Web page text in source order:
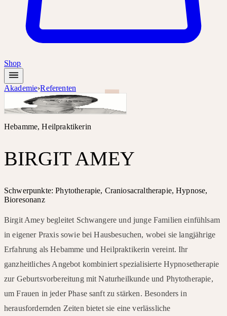
Shop
Akademie›Referenten
Hebamme, Heilpraktikerin
BIRGIT AMEY
Schwerpunkte: Phytotherapie, Craniosacraltherapie, Hypnose,
Bioresonanz
Birgit Amey begleitet Schwangere und junge Familien einfühlsam
in eigener Praxis sowie bei Hausbesuchen, wobei sie langjährige
Erfahrung als Hebamme und Heilpraktikerin vereint. Ihr
ganzheitliches Angebot kombiniert spezialisierte Hypnosetherapie
zur Geburtsvorbereitung mit Naturheilkunde und Phytotherapie,
um Frauen in jeder Phase sanft zu stärken. Besonders in
herausfordernden Zeiten bietet sie eine verlässliche